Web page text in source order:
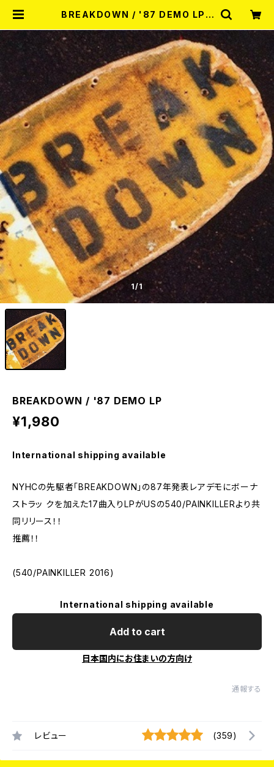
BREAKDOWN / '87 DEMO LP |
1/1
BREAKDOWN / '87 DEMO LP
¥1,980
International shipping available
NYHCの先駆者「BREAKDOWN」の87年発表レアデモにボーナ
ストラッ クを加えた17曲入りLPがUSの540/PAINKILLERより共
同リリース！！
推薦！！
(540/PAINKILLER 2016)
International shipping available
Add to cart
日本国内にお住まいの方向け
通報する
レビュー (359)